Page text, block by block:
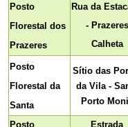
Posto
Florestal dos
Prazeres
Rua da
- Prazeres
Calheta
Posto
Florestal da
Santa
Sítio das
da Vila -
Porto
Posto Estrada